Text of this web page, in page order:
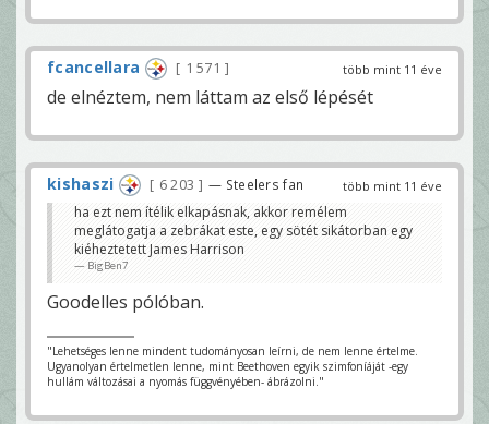
több mint 11 éve
fcancellara 1 571
de elnéztem, nem láttam az első lépését
több mint 11 éve
kishaszi 6 203 — Steelers fan
ha ezt nem ítélik elkapásnak, akkor remélem
meglátogatja a zebrákat este, egy sötét sikátorban egy
kiéheztetett James Harrison
BigBen7
Goodelles pólóban.
"Lehetséges lenne mindent tudományosan leírni, de nem lenne értelme.
Ugyanolyan értelmetlen lenne, mint Beethoven egyik szimfoníáját -egy
hullám változásai a nyomás függvényében- ábrázolni."